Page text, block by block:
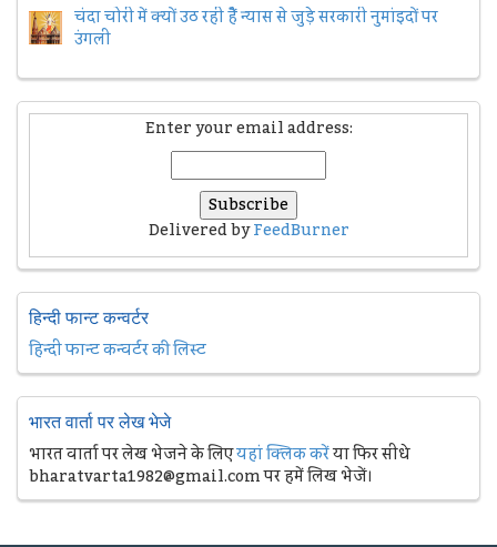
चंदा चोरी में क्यों उठ रही हैैं न्यास से जुड़े सरकारी नुमांइदों पर
उंगली
Enter your email address:
Delivered byFeedBurner
हिन्दी फान्ट कन्वर्टर
हिन्दी फान्ट कन्वर्टर की लिस्ट
भारत वार्ता पर लेख भेजे
भारत वार्ता पर लेख भेजने के लिएयहां क्लिक करेंया फिर सीधे
bharatvarta1982@gmail.com पर हमें लिख भेजें।